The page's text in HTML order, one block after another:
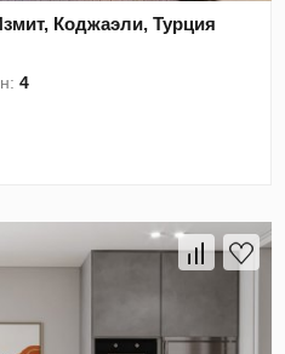
Коджаэли, Турция
4